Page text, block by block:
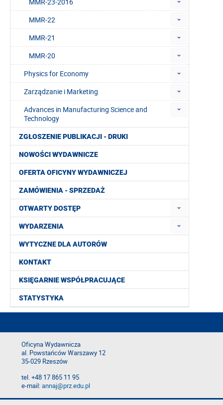
MMR-22
MMR-21
MMR-20
Physics for Economy
Zarządzanie i Marketing
Advances in Manufacturing Science and
Technology
ZGŁOSZENIE PUBLIKACJI - DRUKI
NOWOŚCI WYDAWNICZE
OFERTA OFICYNY WYDAWNICZEJ
ZAMÓWIENIA - SPRZEDAŻ
OTWARTY DOSTĘP
WYDARZENIA
WYTYCZNE DLA AUTORÓW
KONTAKT
KSIĘGARNIE WSPÓŁPRACUJĄCE
STATYSTYKA
Oficyna Wydawnicza
al. Powstańców Warszawy 12
35-029 Rzeszów
tel. +48 17 865 11 95
e-mail:annaj@prz.edu.pl
Deklaracja dostępności